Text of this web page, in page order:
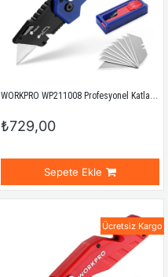
WORKPRO WP211008 Profesyonel Katlanır Çok Amaçlı Rötuş Maket Bıçağı + 10 Adet Yedek Bıçak
₺729,00
Sepete Ekle
Ücretsiz Kargo